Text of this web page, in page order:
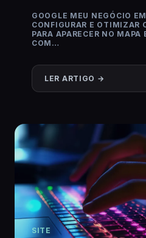
GOOGLE MEU NEGÓCIO
CONFIGURAR E OTIMIZAR
PARA APARECER NO MAPA
COM…
LER ARTIGO →
SITE